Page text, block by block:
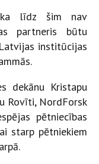
ka līdz šim nav
partneris būtu
institūcijas
dekānu Kristapu
Rovīti, NordForsk
pētniecības
starp pētniekiem